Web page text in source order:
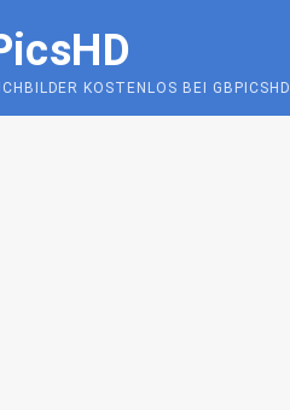
KOSTENLOS BEI GBPICSHD